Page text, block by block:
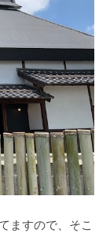
ますので、そこ